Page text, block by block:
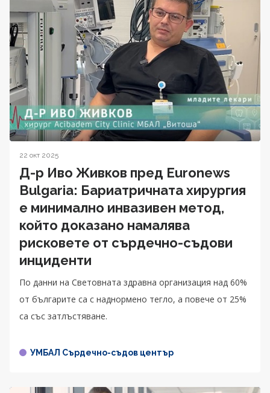
22 окт 2025
Д-р Иво Живков пред Euronews
Bulgaria: Бариатричната хирургия
е минимално инвазивен метод,
който доказано намалява
рисковете от сърдечно-съдови
инциденти
По данни на Световната здравна организация над 60%
от българите са с наднормено тегло, а повече от 25%
са със затлъстяване.
УМБАЛ Сърдечно-съдов център